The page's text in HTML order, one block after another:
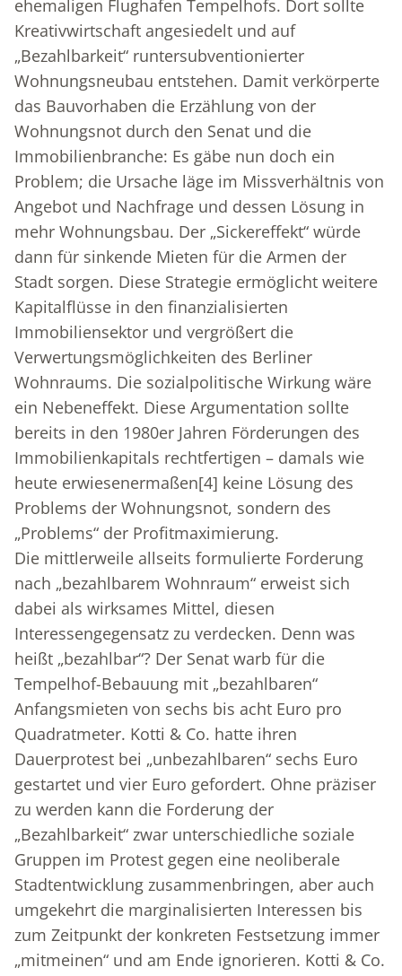
ehemaligen Flughafen Tempelhofs. Dort sollte
Kreativwirtschaft angesiedelt und auf
„Bezahlbarkeit“ runtersubventionierter
Wohnungsneubau entstehen. Damit verkörperte
das Bauvorhaben die Erzählung von der
Wohnungsnot durch den Senat und die
Immobilienbranche: Es gäbe nun doch ein
Problem; die Ursache läge im Missverhältnis von
Angebot und Nachfrage und dessen Lösung in
mehr Wohnungsbau. Der „Sickereffekt“ würde
dann für sinkende Mieten für die Armen der
Stadt sorgen. Diese Strategie ermöglicht weitere
Kapitalflüsse in den finanzialisierten
Immobiliensektor und vergrößert die
Verwertungsmöglichkeiten des Berliner
Wohnraums. Die sozialpolitische Wirkung wäre
ein Nebeneffekt. Diese Argumentation sollte
bereits in den 1980er Jahren Förderungen des
Immobilienkapitals rechtfertigen – damals wie
heute erwiesenermaßen[4] keine Lösung des
Problems der Wohnungsnot, sondern des
„Problems“ der Profitmaximierung.
Die mittlerweile allseits formulierte Forderung
nach „bezahlbarem Wohnraum“ erweist sich
dabei als wirksames Mittel, diesen
Interessengegensatz zu verdecken. Denn was
heißt „bezahlbar“? Der Senat warb für die
Tempelhof-Bebauung mit „bezahlbaren“
Anfangsmieten von sechs bis acht Euro pro
Quadratmeter. Kotti & Co. hatte ihren
Dauerprotest bei „unbezahlbaren“ sechs Euro
gestartet und vier Euro gefordert. Ohne präziser
zu werden kann die Forderung der
„Bezahlbarkeit“ zwar unterschiedliche soziale
Gruppen im Protest gegen eine neoliberale
Stadtentwicklung zusammenbringen, aber auch
umgekehrt die marginalisierten Interessen bis
zum Zeitpunkt der konkreten Festsetzung immer
„mitmeinen“ und am Ende ignorieren. Kotti & Co.